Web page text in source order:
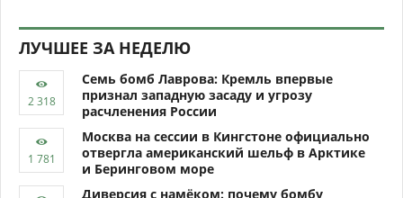
ЛУЧШЕЕ ЗА НЕДЕЛЮ
Семь бомб Лаврова: Кремль впервые
признал западную засаду и угрозу
расчленения России
Москва на сессии в Кингстоне официально
отвергла американский шельф в Арктике
и Беринговом море
Диверсия с намёком: почему бомбу